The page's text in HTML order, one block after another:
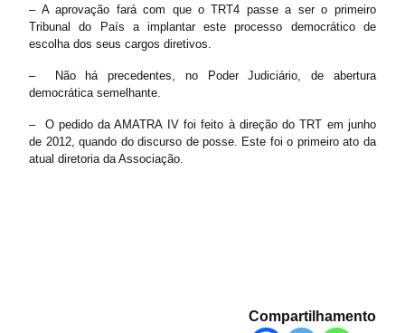
– A aprovação fará com que o TRT4 passe a ser o primeiro
Tribunal do País a implantar este processo democrático de
escolha dos seus cargos diretivos.
– Não há precedentes, no Poder Judiciário, de abertura
democrática semelhante.
– O pedido da AMATRA IV foi feito à direção do TRT em junho
de 2012, quando do discurso de posse. Este foi o primeiro ato da
atual diretoria da Associação.
Compartilhamento